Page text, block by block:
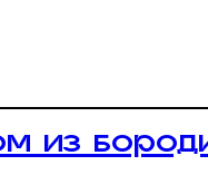
из